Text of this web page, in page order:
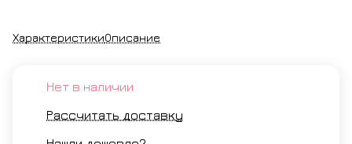
ХарактеристикиОписание
Нет в наличии
Рассчитать доставку